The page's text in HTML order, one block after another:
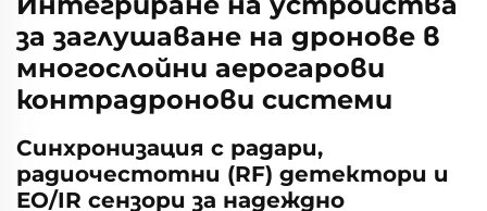
за заглушаване на дронове в
многослойни аерогарови
контрадронови системи
Синхронизация с радари,
радиочестотни (RF) детектори и
EO/IR сензори за надеждно